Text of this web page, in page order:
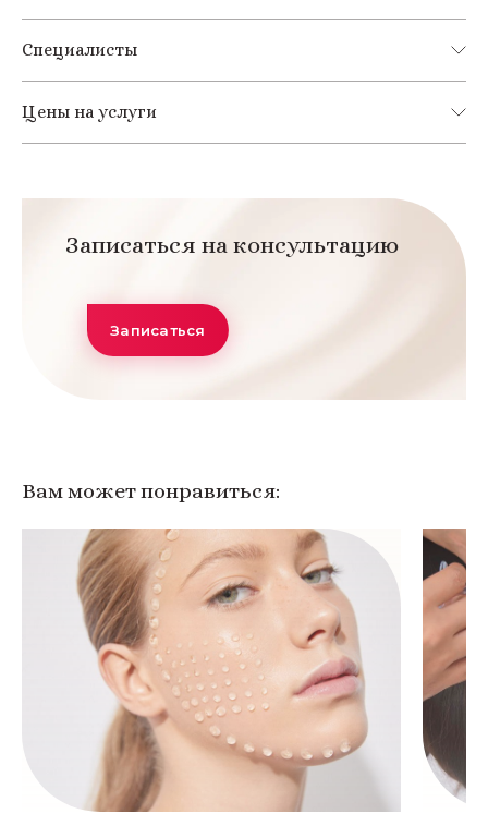
Специалисты
Цены на услуги
Записаться на консультацию
Записаться
Вам может понравиться: